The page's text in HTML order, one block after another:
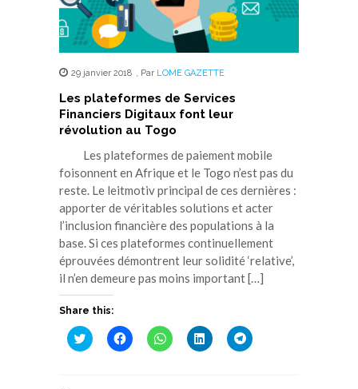
29 janvier 2018 , Par LOME GAZETTE
Les plateformes de Services
Financiers Digitaux font leur
révolution au Togo
Les plateformes de paiement mobile
foisonnent en Afrique et le Togo n’est pas du
reste. Le leitmotiv principal de ces dernières :
apporter de véritables solutions et acter
l’inclusion financière des populations à la
base. Si ces plateformes continuellement
éprouvées démontrent leur solidité ‘relative’,
il n’en demeure pas moins important […]
Share this:
Cliquez
pour
Cliquez
pour
Cliquez
pour
Cliquez
pour
Cliquez
pour